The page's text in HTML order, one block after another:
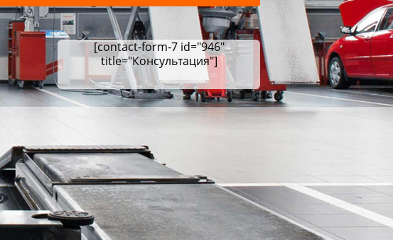
[contact-form-7 id="946"
title="Консультация"]